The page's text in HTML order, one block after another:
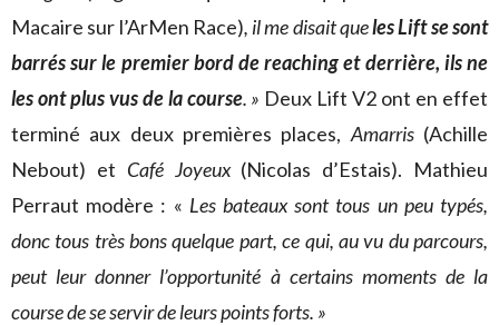
Macaire sur l’ArMen Race), il me disait queles Lift se sont
barrés sur le premier bord de reaching et derrière, ils ne
les ont plus vus de la course. » Deux Lift V2 ont en effet
terminé aux deux premières places, Amarris(Achille
Nebout) et Café Joyeux(Nicolas d’Estais). Mathieu
Perraut modère : « Les bateaux sont tous un peu typés,
donc tous très bons quelque part, ce qui, au vu du parcours,
peut leur donner l’opportunité à certains moments de la
course de se servir de leurs points forts. »